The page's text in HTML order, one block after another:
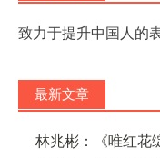
致力于提升中国人的
最新文章
林兆彬：《唯红花